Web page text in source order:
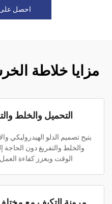
احصل
مزايا خلاطة
التحميل والخلط
يتيح تصميم الدلو الهيدروليكي
والخلط والتفريغ دون
الوقت ويعزز كفاءة